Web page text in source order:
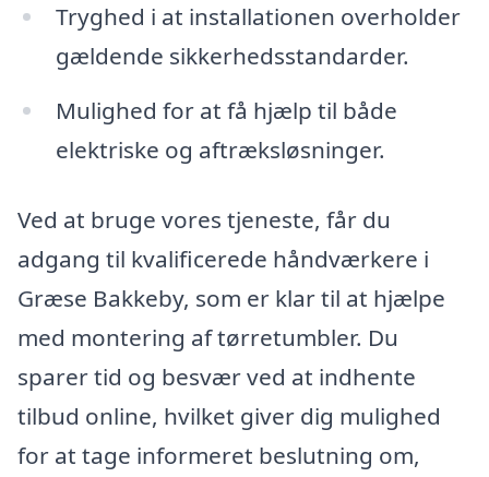
Tryghed i at installationen overholder
gældende sikkerhedsstandarder.
Mulighed for at få hjælp til både
elektriske og aftræksløsninger.
Ved at bruge vores tjeneste, får du
adgang til kvalificerede håndværkere i
Græse Bakkeby, som er klar til at hjælpe
med montering af tørretumbler. Du
sparer tid og besvær ved at indhente
tilbud online, hvilket giver dig mulighed
for at tage informeret beslutning om,